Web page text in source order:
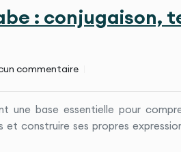
: conjugaison,
commentaire
une base essentielle pour
construire ses propres